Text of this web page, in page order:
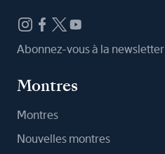
Abonnez-vous à la newsletter
Montres
Montres
Nouvelles montres